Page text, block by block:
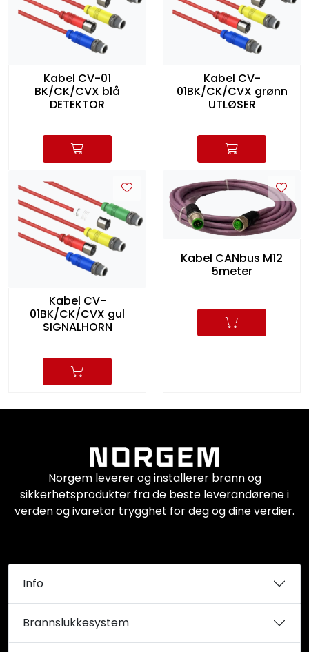
Kabel CV-01
BK/CK/CVX blå
DETEKTOR
Kabel CV-
01BK/CK/CVX grønn
UTLØSER
Kabel CV-
01BK/CK/CVX gul
SIGNALHORN
Kabel CANbus M12
5meter
Norgem leverer og installerer brann og
sikkerhetsprodukter fra de beste leverandørene i
verden og ivaretar trygghet for deg og dine verdier.
Info
Brannslukkesystem